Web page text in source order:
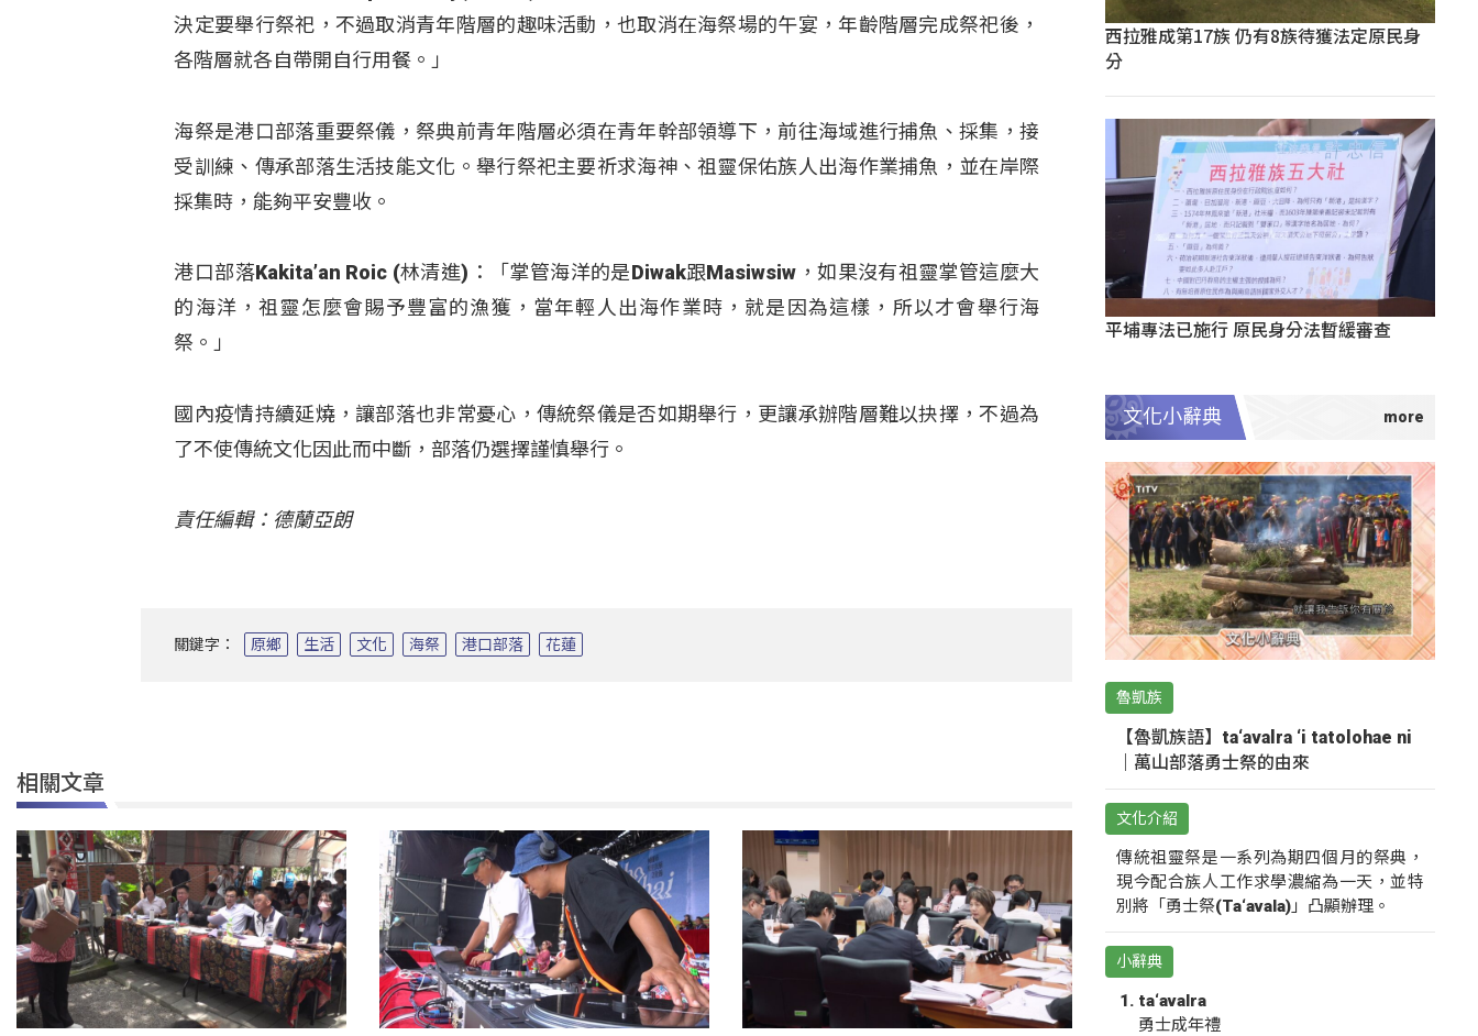
決定要舉行祭祀，不過取消青年階層的趣味活動，也取消在海祭場的午宴，年齡階層完成祭祀後，
各階層就各自帶開自行用餐。」
海祭是港口部落重要祭儀，祭典前青年階層必須在青年幹部領導下，前往海域進行捕魚、採集，接
受訓練、傳承部落生活技能文化。舉行祭祀主要祈求海神、祖靈保佑族人出海作業捕魚，並在岸際
採集時，能夠平安豐收。
港口部落Kakita’an Roic (林清進)：「掌管海洋的是Diwak跟Masiwsiw，如果沒有祖靈掌管這麼大
的海洋，祖靈怎麼會賜予豐富的漁獲，當年輕人出海作業時，就是因為這樣，所以才會舉行海
祭。」
國內疫情持續延燒，讓部落也非常憂心，傳統祭儀是否如期舉行，更讓承辦階層難以抉擇，不過為
了不使傳統文化因此而中斷，部落仍選擇謹慎舉行。
責任編輯：德蘭亞朗
關鍵字： 原鄉 生活 文化 海祭 港口部落 花蓮
相關文章
西拉雅成第17族 仍有8族待獲法定原民身
分
平埔專法已施行 原民身分法暫緩審查
文化小辭典
魯凱族
【魯凱族語】ta‘avalra ‘i tatolohae ni
｜萬山部落勇士祭的由來
文化介紹
傳統祖靈祭是一系列為期四個月的祭典，
現今配合族人工作求學濃縮為一天，並特
別將「勇士祭(Ta‘avala)」凸顯辦理。
小辭典
ta‘avalra
勇士成年禮